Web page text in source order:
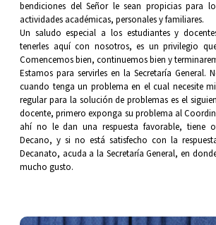
bendiciones del Señor le sean propicias para
actividades académicas, personales y familiares.
Un saludo especial a los estudiantes y
tenerles aquí con nosotros, es un privilegio
Comencemos bien, continuemos bien y
Estamos para servirles en la Secretaría General.
cuando tenga un problema en el cual necesite
regular para la solución de problemas es el
docente, primero exponga su problema al
ahí no le dan una respuesta favorable, tiene
Decano, y si no está satisfecho con la
Decanato, acuda a la Secretaría General, en
mucho gusto.